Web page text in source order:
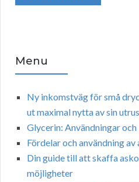
Menu
Ny inkomstväg för små
ut maximal nytta av sin
Glycerin: Användningar
Fördelar och användning
Din guide till att skaffa
möjligheter